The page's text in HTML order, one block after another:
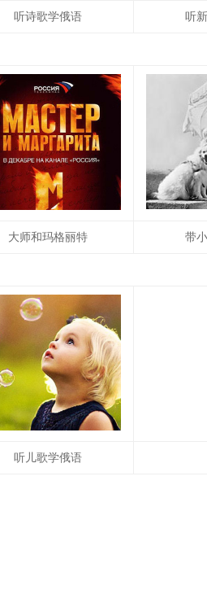
听诗歌学俄语 听
大师和玛格丽特 带
听儿歌学俄语